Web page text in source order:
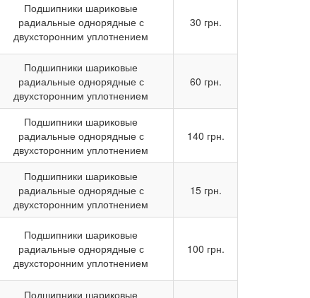
Подшипники шариковые
радиальные однорядные с
двухсторонним уплотнением
30 грн.
Подшипники шариковые
радиальные однорядные с
двухсторонним уплотнением
60 грн.
Подшипники шариковые
радиальные однорядные с
двухсторонним уплотнением
140 грн.
Подшипники шариковые
радиальные однорядные с
двухсторонним уплотнением
15 грн.
Подшипники шариковые
радиальные однорядные с
двухсторонним уплотнением
100 грн.
Подшипники шариковые